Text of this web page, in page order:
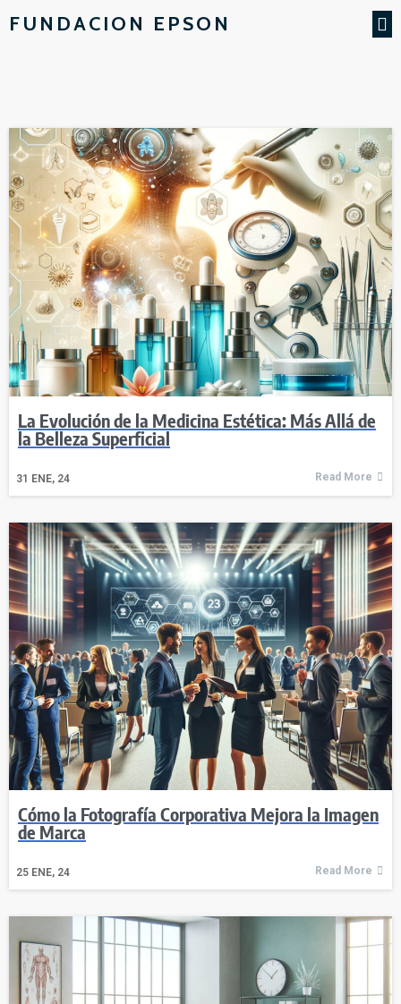
FUNDACION EPSON
La Evolución de la Medicina Estética: Más Allá de
la Belleza Superficial
31 ENE, 24 Read More
Cómo la Fotografía Corporativa Mejora la Imagen
de Marca
25 ENE, 24 Read More